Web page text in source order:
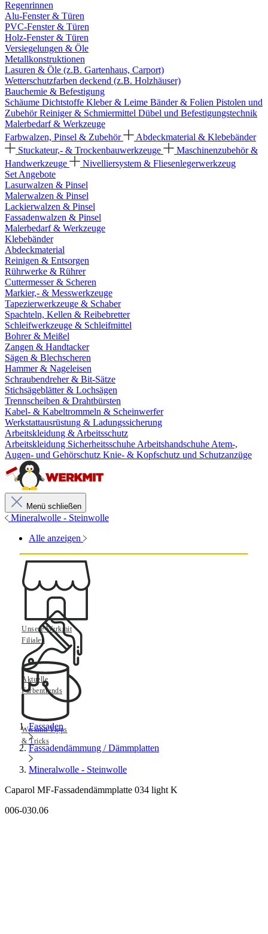
Regenrinnen
Alu-Fenster & Türen
PVC-Fenster & Türen
Holz-Fenster & Türen
Versiegelungen & Öle
Metallkonstruktionen
Lasuren & Öle (z.B. Gartenhaus, Carport)
Wetterschutzfarben deckend (z.B. Holzhäuser)
Bauchemie & Befestigung
Schäume Dichtstoffe Kleber & Leime Bänder & Folien Pistolen und
ZubehörReiniger & Schmiermittel Dübel und Befestigungstechnik
Malerbedarf & Werkzeuge
Farbwalzen, Pinsel & Zubehör
Abdeckmaterial & Klebebänder
Stuckateur,- & Trockenbauwerkzeuge
Maschinenzubehör &
Handwerkzeuge
Nivelliersystem & Fliesenlegerwerkzeug
Set Angebote
Lasurwalzen & Pinsel
Malerwalzen & Pinsel
Lackierwalzen & Pinsel
Fassadenwalzen & Pinsel
Malerbedarf & Werkzeuge
Klebebänder
Abdeckmaterial
Reinigen & Entsorgen
Rührwerke & Rührer
Cuttermesser & Scheren
Markier,- & Messwerkzeuge
Tapezierwerkzeuge & Schaber
Spachteln, Kellen & Reibebretter
Schleifwerkzeuge & Schleifmittel
Bohrer & Meißel
Zangen & Handtacker
Sägen & Blechscheren
Hammer & Nageleisen
Schraubendreher & Bit-Sätze
Stichsägeblätter & Lochsägen
Trennscheiben & Drahtbürsten
Kabel- & Kabeltrommeln & Scheinwerfer
Werkstattausrüstung & Ladungssicherung
Arbeitskleidung & Arbeitsschutz
Arbeitskleidung Sicherheitsschuhe Arbeitshandschuhe Atem-,
Augen- und Gehörschutz Knie- & Kopfschutz und Schutzanzüge
Menü schließen
Mineralwolle - Steinwolle
Alle anzeigen
Unsere Werkmit
Filialen
Aktuelle
Farbentrends
Werkmit Tipps
& Tricks
Fassaden
Fassadendämmung / Dämmplatten
Mineralwolle - Steinwolle
Caparol MF-Fassadendämmplatte 034 light K
006-030.06